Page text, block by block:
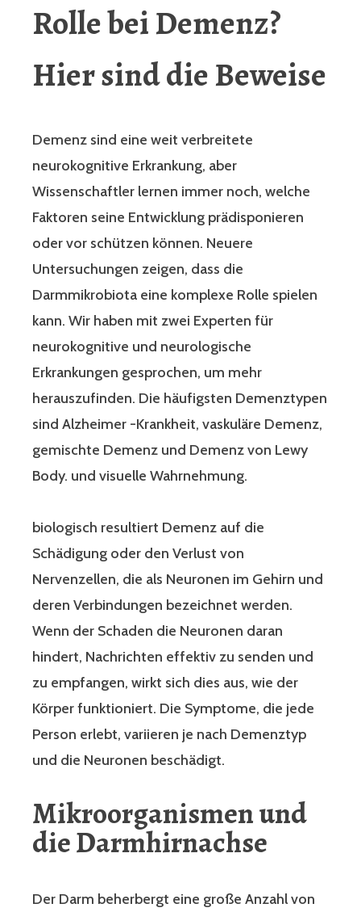
Rolle bei Demenz?
Hier sind die Beweise
Demenz sind eine weit verbreitete
neurokognitive Erkrankung, aber
Wissenschaftler lernen immer noch, welche
Faktoren seine Entwicklung prädisponieren
oder vor schützen können. Neuere
Untersuchungen zeigen, dass die
Darmmikrobiota eine komplexe Rolle spielen
kann. Wir haben mit zwei Experten für
neurokognitive und neurologische
Erkrankungen gesprochen, um mehr
herauszufinden. Die häufigsten Demenztypen
sind Alzheimer -Krankheit, vaskuläre Demenz,
gemischte Demenz und Demenz von Lewy
Body. und visuelle Wahrnehmung.
biologisch resultiert Demenz auf die
Schädigung oder den Verlust von
Nervenzellen, die als Neuronen im Gehirn und
deren Verbindungen bezeichnet werden.
Wenn der Schaden die Neuronen daran
hindert, Nachrichten effektiv zu senden und
zu empfangen, wirkt sich dies aus, wie der
Körper funktioniert. Die Symptome, die jede
Person erlebt, variieren je nach Demenztyp
und die Neuronen beschädigt.
Mikroorganismen und
die Darmhirnachse
Der Darm beherbergt eine große Anzahl von